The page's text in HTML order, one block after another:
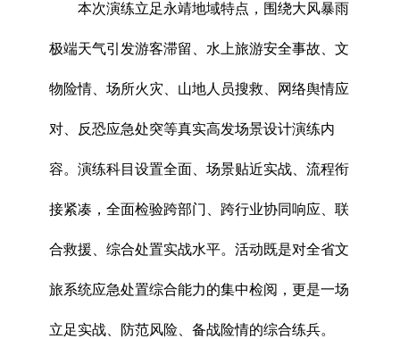
本次演练立足永靖地域特点，围绕大风暴雨
极端天气引发游客滞留、水上旅游安全事故、文
物险情、场所火灾、山地人员搜救、网络舆情应
对、反恐应急处突等真实高发场景设计演练内
容。演练科目设置全面、场景贴近实战、流程衔
接紧凑，全面检验跨部门、跨行业协同响应、联
合救援、综合处置实战水平。活动既是对全省文
旅系统应急处置综合能力的集中检阅，更是一场
立足实战、防范风险、备战险情的综合练兵。